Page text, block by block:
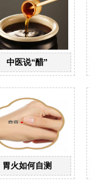
中医说“醋”
胃火如何自测